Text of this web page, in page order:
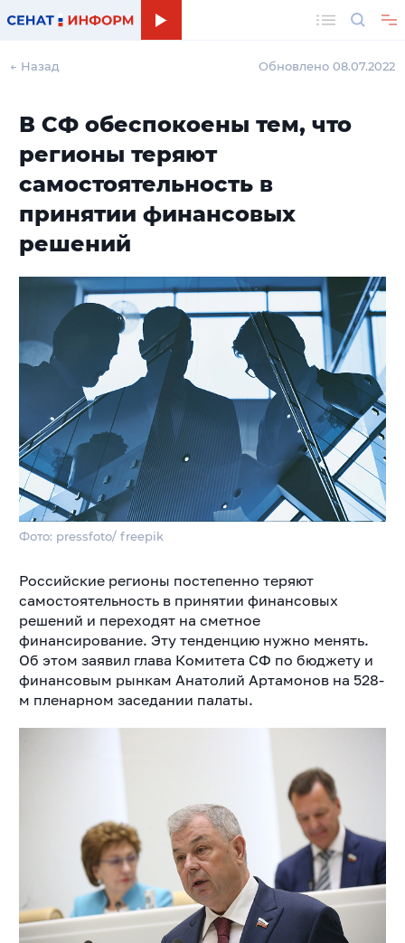
← Назад Обновлено 08.07.2022
В СФ обеспокоены тем, что
регионы теряют
самостоятельность в
принятии финансовых
решений
Фото: pressfoto/ freepik
Российские регионы постепенно теряют
самостоятельность в принятии финансовых
решений и переходят на сметное
финансирование. Эту тенденцию нужно менять.
Об этом заявил глава Комитета СФ по бюджету и
финансовым рынкам Анатолий Артамонов на 528-
м пленарном заседании палаты.